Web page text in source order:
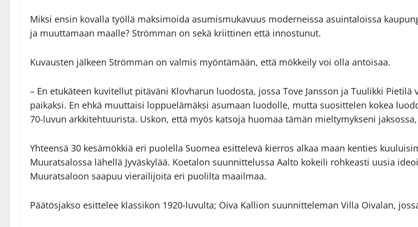
Miksi ensin kovalla työllä maksimoida asumismukavuus moderneissa asuintaloissa
ja muuttamaan maalle? Strömman on sekä kriittinen että innostunut.
Kuvausten jälkeen Strömman on valmis myöntämään, että mökkeily voi olla antoisaa.
– En etukäteen kuvitellut pitäväni Klovharun luodosta, jossa Tove Jansson ja Tuulikki
paikaksi. En ehkä muuttaisi loppuelämäksi asumaan luodolle, mutta suosittelen kokea
70-luvun arkkitehtuurista. Uskon, että myös katsoja huomaa tämän mieltymykseni
Yhteensä 30 kesämökkiä eri puolella Suomea esittelevä kierros alkaa maan kenties
Muuratsalossa lähellä Jyväskylää. Koetalon suunnittelussa Aalto kokeili rohkeasti uusia
Muuratsaloon saapuu vierailijoita eri puolilta maailmaa.
Päätösjakso esittelee klassikon 1920-luvulta; Oiva Kallion suunnitteleman Villa Oivalan,